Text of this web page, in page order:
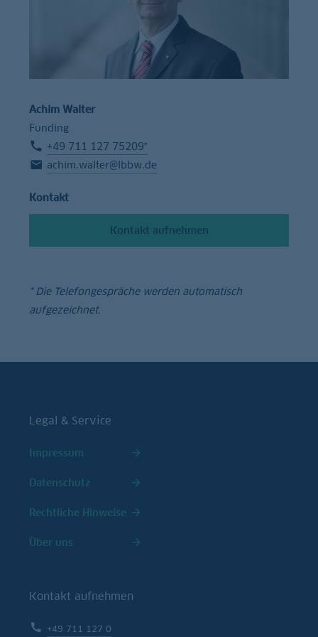
Achim Walter
Funding
+49 711 127 75209*
achim.walter@lbbw.de
Kontakt
Kontakt aufnehmen
* Die Telefongespräche werden automatisch
aufgezeichnet.
Legal & Service
Impressum
Datenschutz
Rechtliche Hinweise
Über uns
Kontakt aufnehmen
+49 711 127 0